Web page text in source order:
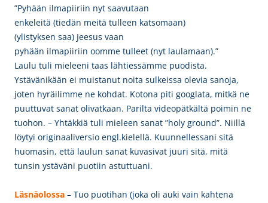
”Pyhään ilmapiiriin nyt saavutaan
enkeleitä (tiedän meitä tulleen katsomaan)
(ylistyksen saa) Jeesus vaan
pyhään ilmapiiriin oomme tulleet (nyt laulamaan).”
Laulu tuli mieleeni taas lähtiessämme puodista.
Ystävänikään ei muistanut noita sulkeissa olevia sanoja,
joten hyräilimme ne kohdat. Kotona piti googlata, mitkä ne
puuttuvat sanat olivatkaan. Parilta videopätkältä poimin ne
tuohon. – Yhtäkkiä tuli mieleen sanat ”holy ground”. Niillä
löytyi originaaliversio engl.kielellä. Kuunnellessani sitä
huomasin, että laulun sanat kuvasivat juuri sitä, mitä
tunsin ystäväni puotiin astuttuani.
Läsnäolossa – Tuo puotihan (joka oli auki vain kahtena